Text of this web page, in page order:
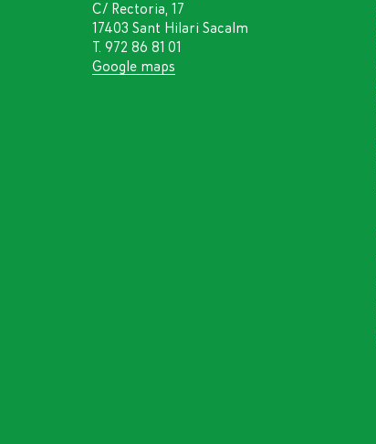
C/ Rectoria, 17
17403 Sant Hilari Sacalm
T. 972 86 81 01
Google maps